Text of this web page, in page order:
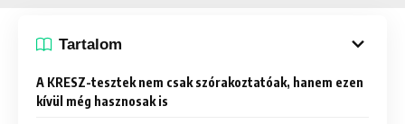
Tartalom
A KRESZ-tesztek nem csak szórakoztatóak, hanem ezen
kívül még hasznosak is